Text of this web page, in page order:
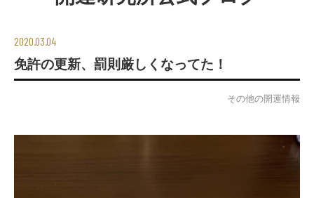
2020.03.04
免許の更新、罰則厳しくなってた！
その他の開運情報